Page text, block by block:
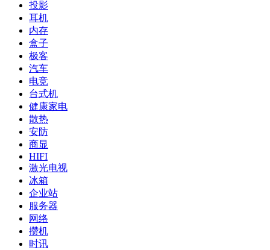
投影
耳机
内存
盒子
极客
汽车
电竞
台式机
健康家电
散热
安防
商显
HIFI
激光电视
冰箱
企业站
服务器
网络
攒机
时讯